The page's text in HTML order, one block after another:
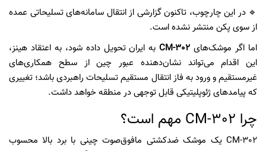
🔹 در این چارچوب، تاکنون گزارشی از انتقال سامانه‌های تسلیحاتی عمده
از سوی پکن منتشر نشده است.
اما اگر موشک‌های CM-302به ایران تحویل داده شود، به اعتقاد هینز،
این اقدام می‌تواند نشان‌دهنده عبور چین از سطح همکاری‌های
غیرمستقیم و ورود به فاز انتقال مستقیم تسلیحات راهبردی باشد؛ تغییری
که پیامدهای ژئوپلیتیکی قابل توجهی در منطقه خواهد داشت.
چرا CM-302 مهم است؟
CM-302 یک موشک ضدکشتی مافوق‌صوت چینی با برد بالا محسوب